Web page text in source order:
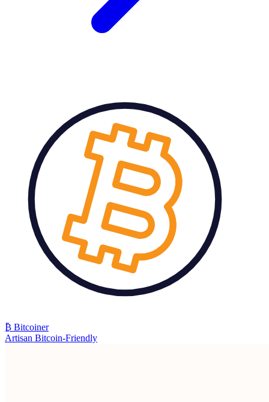
₿ Bitcoiner
Artisan Bitcoin-Friendly